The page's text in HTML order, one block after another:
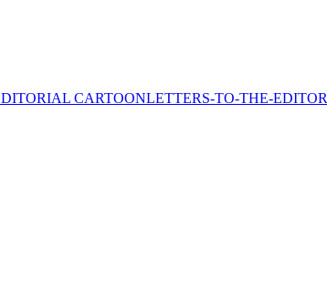
CARTOONLETTERS-TO-THE-EDITOR